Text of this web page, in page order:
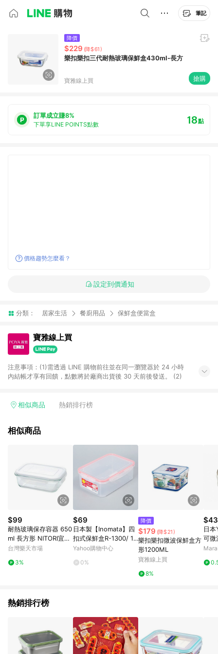
筆記
降價
$229 (降$61)
樂扣樂扣三代耐熱玻璃保鮮盒430ml-長方
寶雅線上買 搶購
訂單成立賺8%
下單享LINE POINTS點數 18點
價格趨勢怎麼看？
設定到價通知
分類： 居家生活 餐廚用品 保鮮盒便當盒
寶雅線上買
注意事項：(1)需透過 LINE 購物前往並在同一瀏覽器於 24 小時
內結帳才享有回饋，點數將於廠商出貨後 30 天前後發送。 (2)
相似商品 熱銷排行榜
相似商品
$99
耐熱玻璃保存容器 650
ml 長方形 NITORI宜得
利家居
台灣樂天市場
3%
$69
日本製【Inomata】四
扣式保鮮盒R-1300/ 1.
3L / 1851
Yahoo購物中心
0%
降價
$179 (降$21)
樂扣樂扣微波保鮮盒方
形1200ML
寶雅線上買
8%
日
可微
ml 4
熱銷排行榜